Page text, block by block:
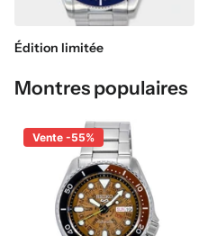
Édition limitée
Montres populaires
Vente -55%